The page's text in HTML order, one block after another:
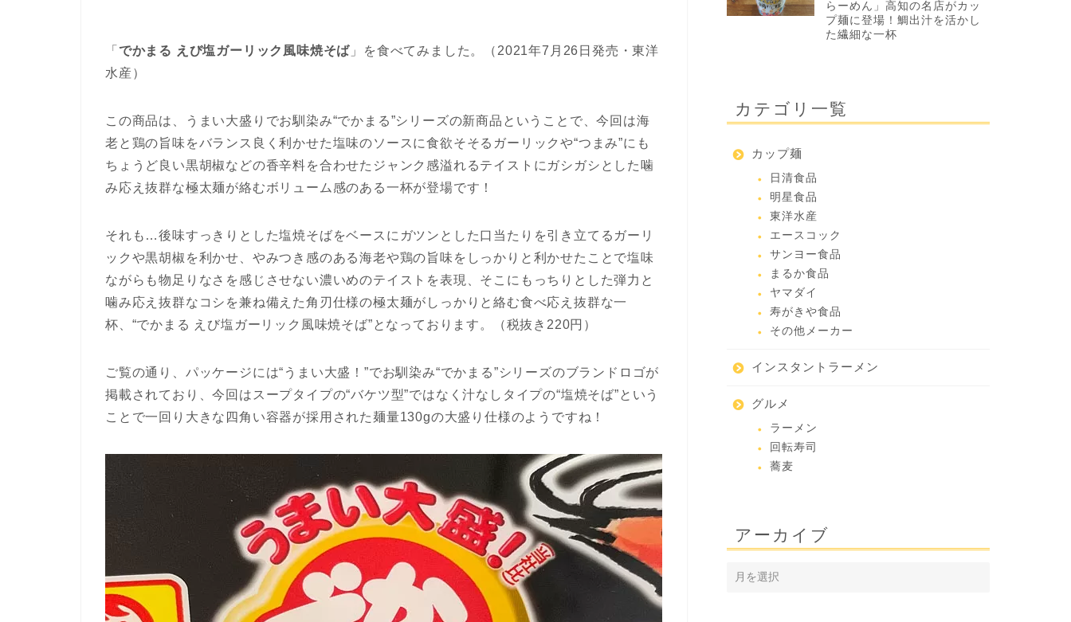
「 でかまる えび塩ガーリック風味焼そば 」を食べてみました。（2021年7月26日発売・東洋
水産）
この商品は、うまい大盛りでお馴染み“でかまる”シリーズの新商品ということで、今回は海
老と鶏の旨味をバランス良く利かせた塩味のソースに食欲そそるガーリックや“つまみ”にも
ちょうど良い黒胡椒などの香辛料を合わせたジャンク感溢れるテイストにガシガシとした噛
み応え抜群な極太麺が絡むボリューム感のある一杯が登場です！
それも…後味すっきりとした塩焼そばをベースにガツンとした口当たりを引き立てるガーリ
ックや黒胡椒を利かせ、やみつき感のある海老や鶏の旨味をしっかりと利かせたことで塩味
ながらも物足りなさを感じさせない濃いめのテイストを表現、そこにもっちりとした弾力と
噛み応え抜群なコシを兼ね備えた角刃仕様の極太麺がしっかりと絡む食べ応え抜群な一
杯、“でかまる えび塩ガーリック風味焼そば”となっております。（税抜き220円）
ご覧の通り、パッケージには“うまい大盛！”でお馴染み“でかまる”シリーズのブランドロゴが
掲載されており、今回はスープタイプの“バケツ型”ではなく汁なしタイプの“塩焼そば”という
ことで一回り大きな四角い容器が採用された麺量130gの大盛り仕様のようですね！
らーめん」高知の名店がカッ
プ麺に登場！鯛出汁を活かし
た繊細な一杯
カテゴリ一覧
カップ麺
日清食品
明星食品
東洋水産
エースコック
サンヨー食品
まるか食品
ヤマダイ
寿がきや食品
その他メーカー
インスタントラーメン
グルメ
ラーメン
回転寿司
蕎麦
アーカイブ